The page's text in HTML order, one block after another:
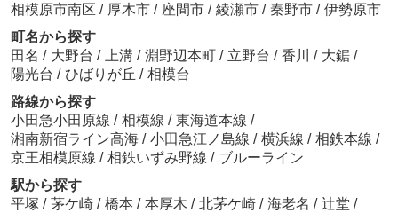
相模原市南区 / 厚木市 / 座間市 / 綾瀬市 / 秦野市 / 伊勢原市
町名から探す
田名 / 大野台 / 上溝 / 淵野辺本町 / 立野台 / 香川 / 大鋸 /
陽光台 / ひばりが丘 / 相模台
路線から探す
小田急小田原線 / 相模線 / 東海道本線 /
湘南新宿ライン高海 / 小田急江ノ島線 / 横浜線 / 相鉄本線 /
京王相模原線 / 相鉄いずみ野線 / ブルーライン
駅から探す
平塚 / 茅ケ崎 / 橋本 / 本厚木 / 北茅ケ崎 / 海老名 / 辻堂 /